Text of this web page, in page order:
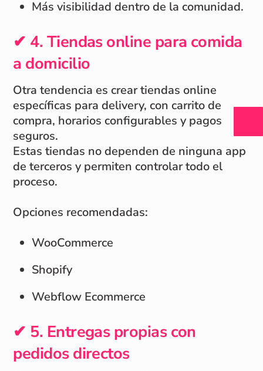
Más visibilidad dentro de la comunidad.
✔ 4. Tiendas online para comida
a domicilio
Otra tendencia es crear tiendas online
específicas para delivery, con carrito de
compra, horarios configurables y pagos
seguros.
Estas tiendas no dependen de ninguna app
de terceros y permiten controlar todo el
proceso.
Opciones recomendadas:
WooCommerce
Shopify
Webflow Ecommerce
✔ 5. Entregas propias con
pedidos directos